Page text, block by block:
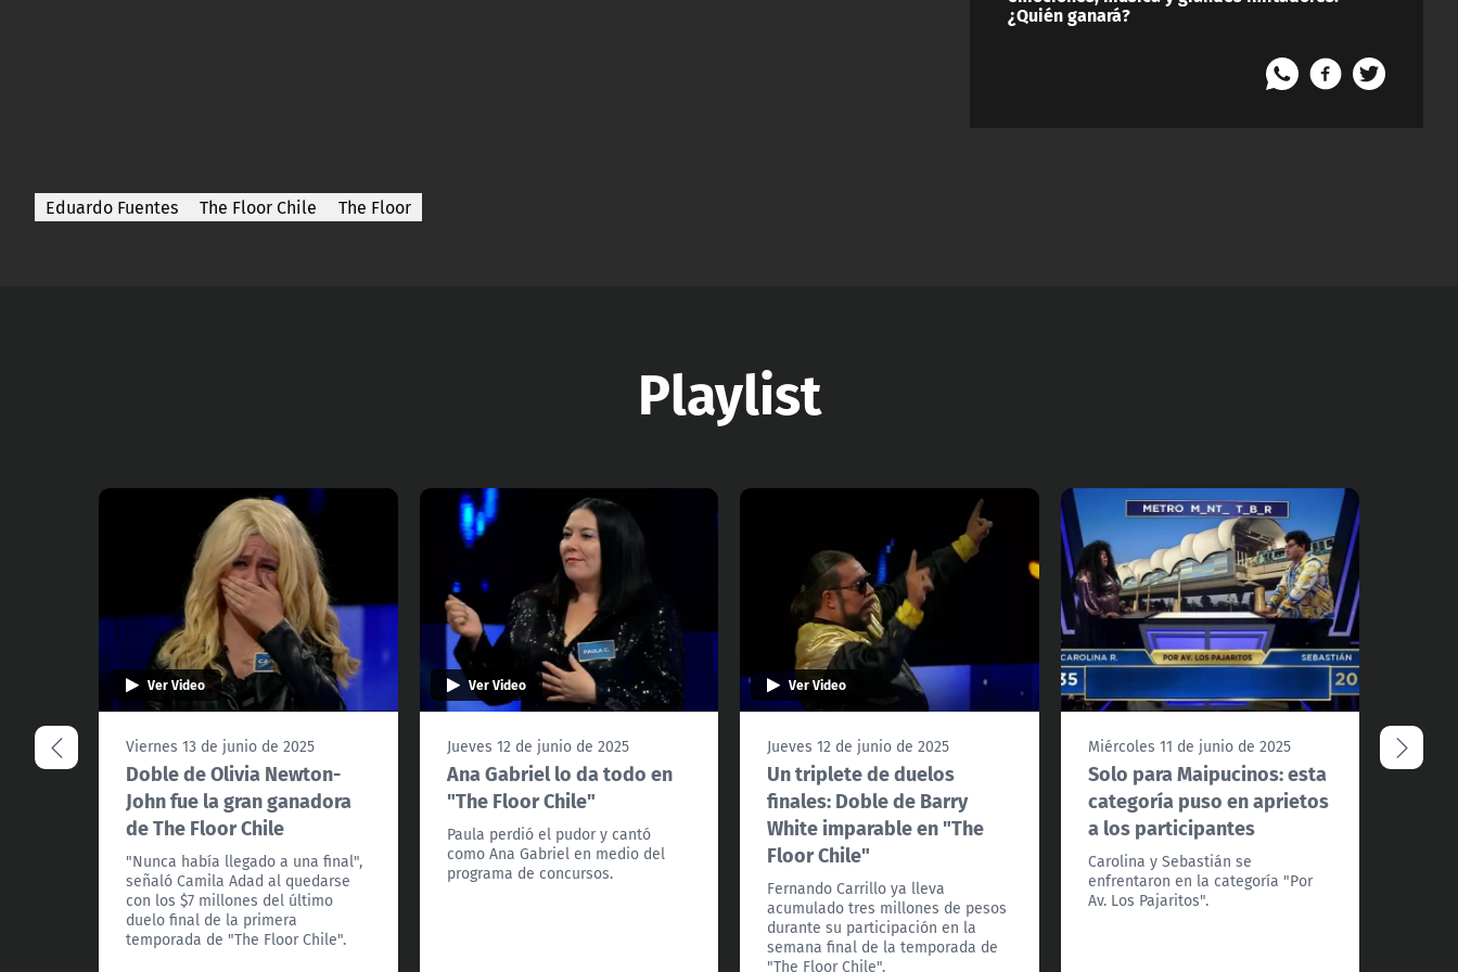
¿Quién ganará?
Eduardo Fuentes The Floor Chile The Floor
Playlist
Ver Video
Viernes 13 de junio de 2025
Doble de Olivia Newton-
John fue la gran ganadora
de The Floor Chile
"Nunca había llegado a una final",
señaló Camila Adad al quedarse
con los $7 millones del último
duelo final de la primera
temporada de "The Floor Chile".
Ver Video
Jueves 12 de junio de 2025
Ana Gabriel lo da todo en
"The Floor Chile"
Paula perdió el pudor y cantó
como Ana Gabriel en medio del
programa de concursos.
Ver Video
Jueves 12 de junio de 2025
Un triplete de duelos
finales: Doble de Barry
White imparable en "The
Floor Chile"
Fernando Carrillo ya lleva
acumulado tres millones de pesos
durante su participación en la
semana final de la temporada de
"The Floor Chile".
Miércoles 11 de junio de 2025
Solo para Maipucinos: esta
categoría puso en aprietos
a los participantes
Carolina y Sebastián se
enfrentaron en la categoría "Por
Av. Los Pajaritos".